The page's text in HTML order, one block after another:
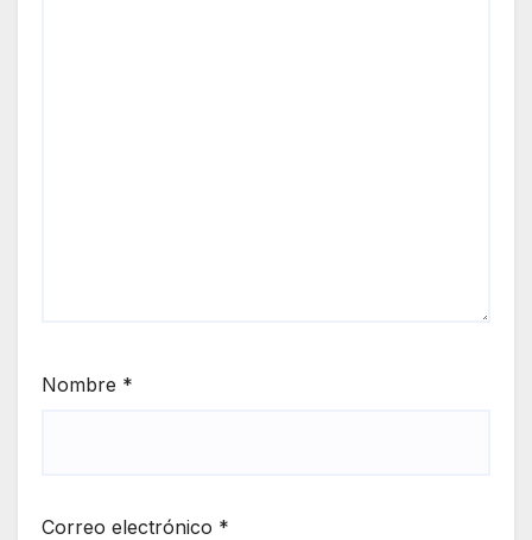
Nombre *
Correo electrónico *